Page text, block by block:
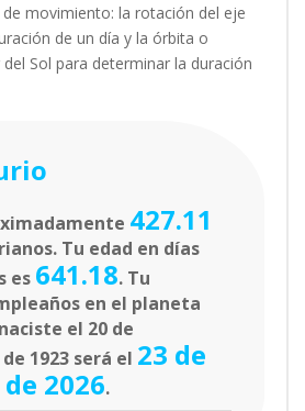
movimiento: la rotación del eje
de un día y la órbita o
Sol para determinar la duración
427.11
Tu edad en días
es 641.18. Tu
en el planeta
el 20 de
1923 será el 23 de
2026.